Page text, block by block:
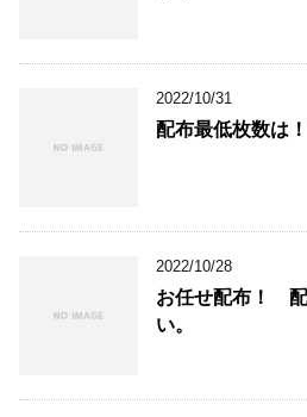
2022/10/31
配布最低枚数は
2022/10/28
お任せ配布！ 配
い。